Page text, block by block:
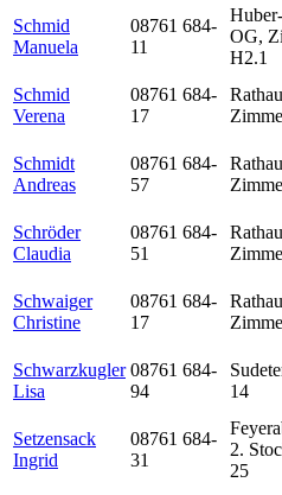
Schmid
Manuela
08761 684-
11
OG,
H2.1
Schmid
Verena
08761 684-
17
Schmidt
Andreas
08761 684-
57
Schröder
Claudia
08761 684-
51
Schwaiger
Christine
08761 684-
17
Schwarzkugler
Lisa
08761 684-
94
14
Setzensack
Ingrid
08761 684-
31
2.
25